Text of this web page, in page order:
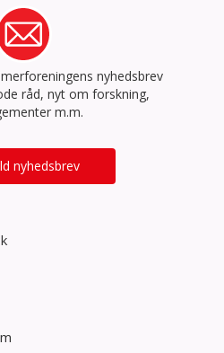
nyhedsbrev
råd, nyt om forskning,
m.m.
nyhedsbrev